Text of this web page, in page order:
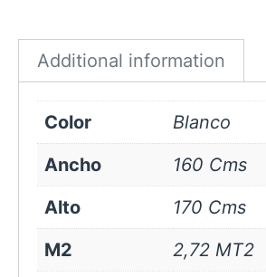
Additional information
Color
Blanco
Ancho
160 Cms
Alto
170 Cms
M2
2,72 MT2